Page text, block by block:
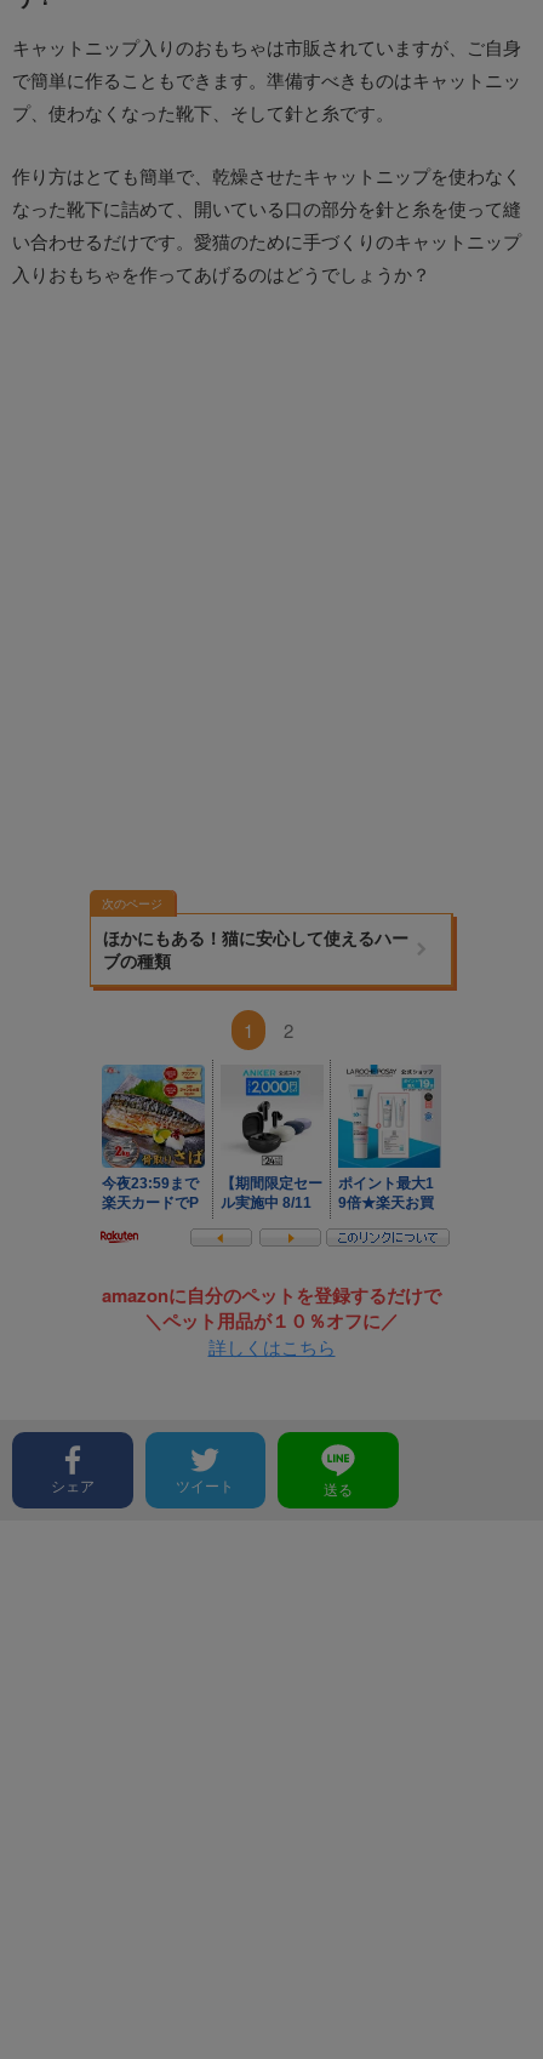
キャットニップ入りのおもちゃは市販されていますが、ご自身
で簡単に作ることもできます。準備すべきものはキャットニッ
プ、使わなくなった靴下、そして針と糸です。
作り方はとても簡単で、乾燥させたキャットニップを使わなく
なった靴下に詰めて、開いている口の部分を針と糸を使って縫
い合わせるだけです。愛猫のために手づくりのキャットニップ
入りおもちゃを作ってあげるのはどうでしょうか？
次のページ
ほかにもある！猫に安心して使えるハー
ブの種類
1 2
amazonに自分のペットを登録するだけで
＼ペット用品が１０％オフに／
詳しくはこちら
シェア ツイート 送る